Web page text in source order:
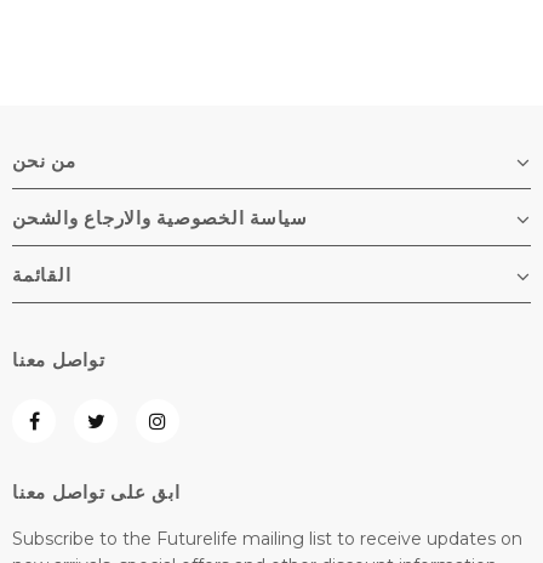
من نحن
سياسة الخصوصية والارجاع والشحن
القائمة
تواصل معنا
ابق على تواصل معنا
Subscribe to the Futurelife mailing list to receive updates on